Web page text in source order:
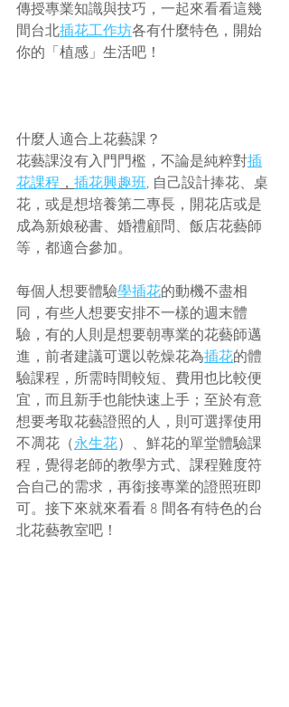
傳授專業知識與技巧，一起來看看這幾
間台北插花工作坊各有什麼特色，開始
你的「植感」生活吧！
什麼人適合上花藝課？
花藝課沒有入門門檻，不論是純粹對插
花課程，插花興趣班, 自己設計捧花、桌
花，或是想培養第二專長，開花店或是
成為新娘秘書、婚禮顧問、飯店花藝師
等，都適合參加。
每個人想要體驗學插花的動機不盡相
同，有些人想要安排不一樣的週末體
驗，有的人則是想要朝專業的花藝師邁
進，前者建議可選以乾燥花為插花的體
驗課程，所需時間較短、費用也比較便
宜，而且新手也能快速上手；至於有意
想要考取花藝證照的人，則可選擇使用
不凋花（永生花）、鮮花的單堂體驗課
程，覺得老師的教學方式、課程難度符
合自己的需求，再銜接專業的證照班即
可。接下來就來看看 8 間各有特色的台
北花藝教室吧！